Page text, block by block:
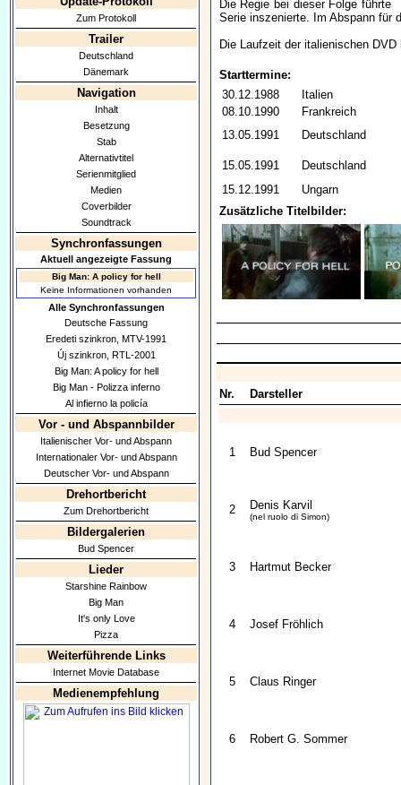
Zum Protokoll
Trailer
Deutschland
Dänemark
Navigation
Inhalt
Besetzung
Stab
Alternativtitel
Serienmitglied
Medien
Coverbilder
Soundtrack
Synchronfassungen
Aktuell angezeigte Fassung
Big Man: A policy for hell
Keine Informationen vorhanden
Alle Synchronfassungen
Deutsche Fassung
Eredeti szinkron, MTV-1991
Új szinkron, RTL-2001
Big Man: A policy for hell
Big Man - Polizza inferno
Al infierno la policía
Vor - und Abspannbilder
Italienischer Vor- und Abspann
Internationaler Vor- und Abspann
Deutscher Vor- und Abspann
Drehortbericht
Zum Drehortbericht
Bildergalerien
Bud Spencer
Lieder
Starshine Rainbow
Big Man
It's only Love
Pizza
Weiterführende Links
Internet Movie Database
Medienempfehlung
Die Regie bei dieser Folge führte
Serie inszenierte. Im Abspann für
Die Laufzeit der italienischen
Starttermine:
30.12.1988
Italien
08.10.1990
Frankreich
13.05.1991
Deutschland
15.05.1991
Deutschland
15.12.1991
Ungarn
Zusätzliche Titelbilder:
Nr. Darsteller
1 Bud Spencer
2 Denis Karvil
(nel ruolo di Simon)
3 Hartmut Becker
4 Josef Fröhlich
5 Claus Ringer
6 Robert G. Sommer